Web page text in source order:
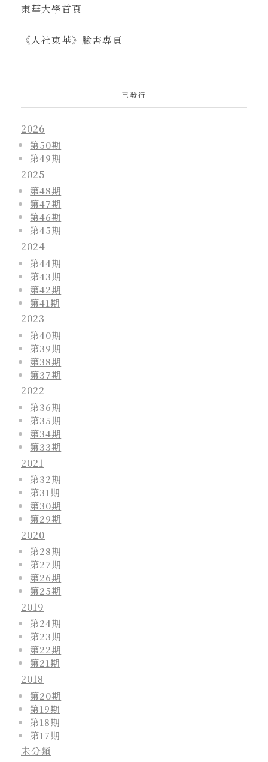
東華大學首頁
《人社東華》臉書專頁
已發行
2026
第50期
第49期
2025
第48期
第47期
第46期
第45期
2024
第44期
第43期
第42期
第41期
2023
第40期
第39期
第38期
第37期
2022
第36期
第35期
第34期
第33期
2021
第32期
第31期
第30期
第29期
2020
第28期
第27期
第26期
第25期
2019
第24期
第23期
第22期
第21期
2018
第20期
第19期
第18期
第17期
未分類